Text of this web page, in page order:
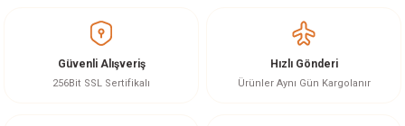
Görüş ve önerileriniz için teşekkür ederiz.
Ürün resmi kalitesiz, bozuk veya görüntülenemiyor.
Güvenli Alışveriş
256Bit SSL Sertifikalı
Hızlı Gönderi
Ürünler Aynı Gün Kargolanır